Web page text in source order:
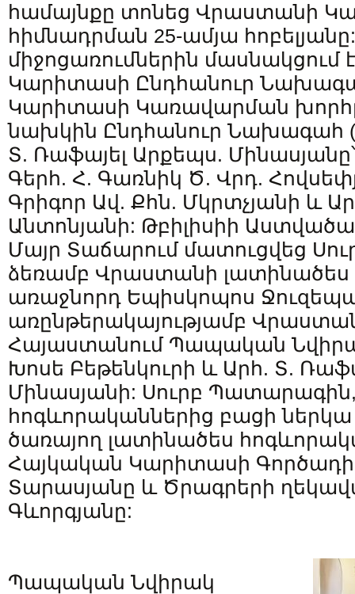
համայնքը տոնեց Վրաստանի
հիմնադրման 25-ամյա
միջոցառումներին
Կարիտասի Ընդհանուր
Կարիտասի Կառավարման
նախկին Ընդհանուր Նախագահ
Տ. Ռաֆայել Արքեպս.
Գերհ. Հ. Գառնիկ Ծ. Վրդ.
Գրիգոր Ավ. Քհն. Մկրտչյանի և
Անտոնյանի: Թբիլիսիի
Մայր Տաճարում մատուցվեց
ձեռամբ Վրաստանի լատինածես
առաջնորդ Եպիսկոպոս
առընթերակայությամբ
Հայաստանում Պապական
Խոսե Բեթենկուրի և Արհ. Տ.
Մինասյանի: Սուրբ
հոգևորականներից բացի
ծառայող լատինածես
Հայկական Կարիտասի
Տարասյանը և Ծրագրերի
Գևորգյանը:
Պապական Նվիրակ